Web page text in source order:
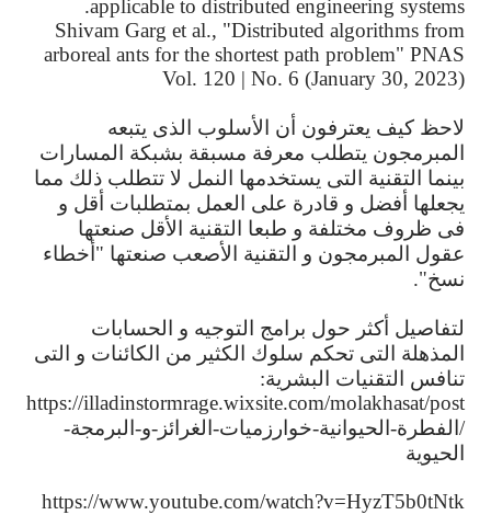
applicable to distributed engineering systems.
Shivam Garg et al., "Distributed algorithms from
arboreal ants for the shortest path problem" PNAS
Vol. 120 | No. 6 (January 30, 2023)
لاحظ كيف يعترفون أن الأسلوب الذى يتبعه
المبرمجون يتطلب معرفة مسبقة بشبكة
المسارات
بينما
التقنية التى يستخدمها النمل لا تتطلب ذلك مما
يجعلها أفضل و قادرة على العمل بمتطلبات أقل و
فى ظروف مختلفة و طبعا التقنية الأقل صنعتها
عقول
المبرمجون و التقنية الأصعب صنعتها " أخطاء
نسخ".
لتفاصيل أكثر حول برامج التوجيه و
الحسابات
المذهلة
التى تحكم سلوك الكثير من الكائنات و
التى
تنافس
التقنيات البشرية:
https://illadinstormrage.wixsite.com/molakhasat/post
/ الفطرة- الحيوانية-خوارزميات- الغرائز -و- البرمجة-
الحيوية
https://www.youtube.com/watch?v=HyzT5b0tNtk